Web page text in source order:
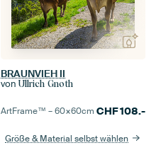
BRAUNVIEH II
von Ullrich Gnoth
ArtFrame™ –60×60cm CHF108.-
Größe & Material selbst wählen